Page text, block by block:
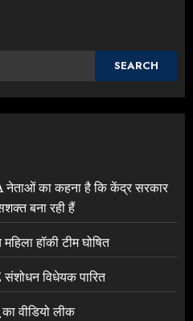
SEARCH
नेताओं का कहना है कि केंद्र सरकार
बना रही हैं
हॉकी टीम घोषित
विधेयक पारित
वीडियो लीक